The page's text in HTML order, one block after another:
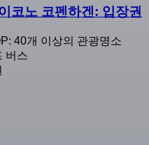
코노 코펜하겐: 입장권
40개 이상의 관광명소
버스